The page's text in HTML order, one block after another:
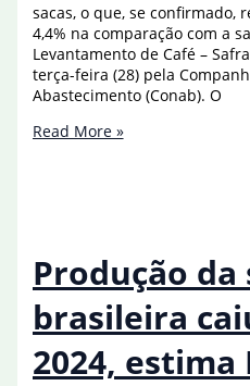
sacas, o que, se confirmado,
4,4% na comparação com a
Levantamento de Café –
terça-feira (28) pela
Abastecimento (Conab). O
Conab
sacas
de
café
este
ano
Read More »
Produção da
brasileira
2024, estima